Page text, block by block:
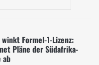
winkt Formel-1-Lizenz:
Pläne der Südafrika-
ab